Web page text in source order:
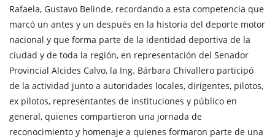
Rafaela, Gustavo Belinde, recordando a esta competencia que
marcó un antes y un después en la historia del deporte motor
nacional y que forma parte de la identidad deportiva de la
ciudad y de toda la región, en representación del Senador
Provincial Alcides Calvo, la Ing. Bárbara Chivallero participó
de la actividad junto a autoridades locales, dirigentes, pilotos,
ex pilotos, representantes de instituciones y público en
general, quienes compartieron una jornada de
reconocimiento y homenaje a quienes formaron parte de una